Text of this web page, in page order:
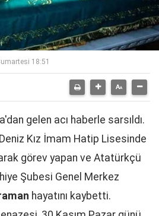
18:51
gelen acı haberle sarsıldı.
Kız İmam Hatip Lisesinde
görev yapan ve Atatürkçü
Şubesi Genel Merkez
hayatını kaybetti.